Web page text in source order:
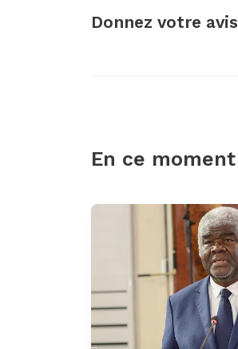
Donnez votre avis
En ce moment